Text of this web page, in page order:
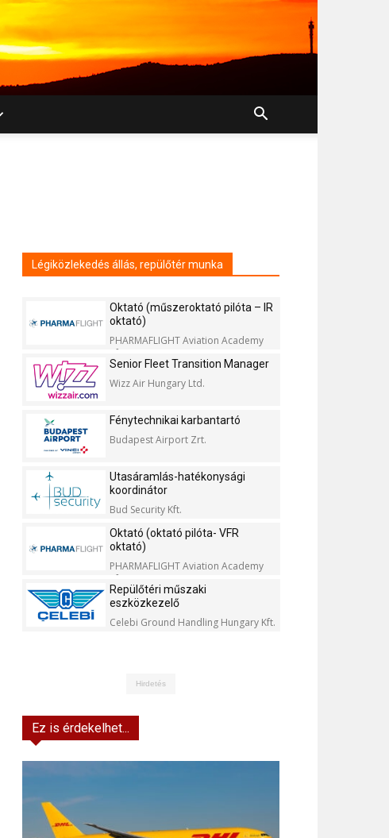
Légiközlekedés állás, repülőtér munka
Oktató (műszeroktató pilóta – IR
oktató)
PHARMAFLIGHT Aviation Academy
Kft.
Senior Fleet Transition Manager
Wizz Air Hungary Ltd.
Fénytechnikai karbantartó
Budapest Airport Zrt.
Utasáramlás-hatékonysági
koordinátor
Bud Security Kft.
Oktató (oktató pilóta- VFR
oktató)
PHARMAFLIGHT Aviation Academy
Kft.
Repülőtéri műszaki
eszközkezelő
Celebi Ground Handling Hungary Kft.
Hirdetés
Ez is érdekelhet...